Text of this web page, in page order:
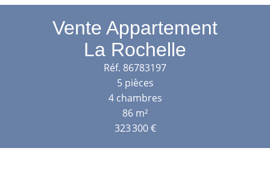
Vente Appartement
La Rochelle
Réf. 86783197
5 pièces
4 chambres
86 m²
323 300 €